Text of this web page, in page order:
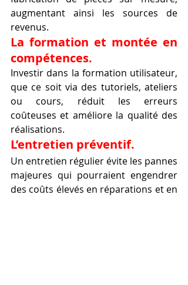
augmentant ainsi les sources de
revenus.
La formation et montée en
compétences.
Investir dans la formation utilisateur,
que ce soit via des tutoriels, ateliers
ou cours, réduit les erreurs
coûteuses et améliore la qualité des
réalisations.
L’entretien préventif.
Un entretien régulier évite les pannes
majeures qui pourraient engendrer
des coûts élevés en réparations et en